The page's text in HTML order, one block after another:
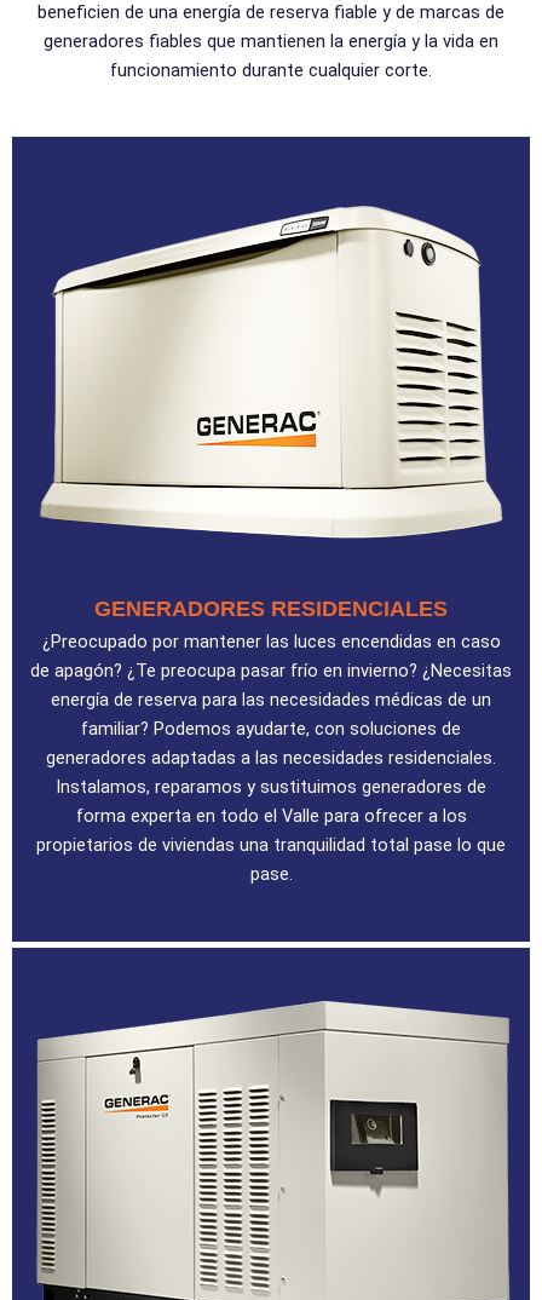
beneficien de una energía de reserva fiable y de marcas de
generadores fiables que mantienen la energía y la vida en
funcionamiento durante cualquier corte.
GENERADORES RESIDENCIALES
¿Preocupado por mantener las luces encendidas en caso
de apagón? ¿Te preocupa pasar frío en invierno? ¿Necesitas
energía de reserva para las necesidades médicas de un
familiar? Podemos ayudarte, con soluciones de
generadores adaptadas a las necesidades residenciales.
Instalamos, reparamos y sustituimos generadores de
forma experta en todo el Valle para ofrecer a los
propietarios de viviendas una tranquilidad total pase lo que
pase.